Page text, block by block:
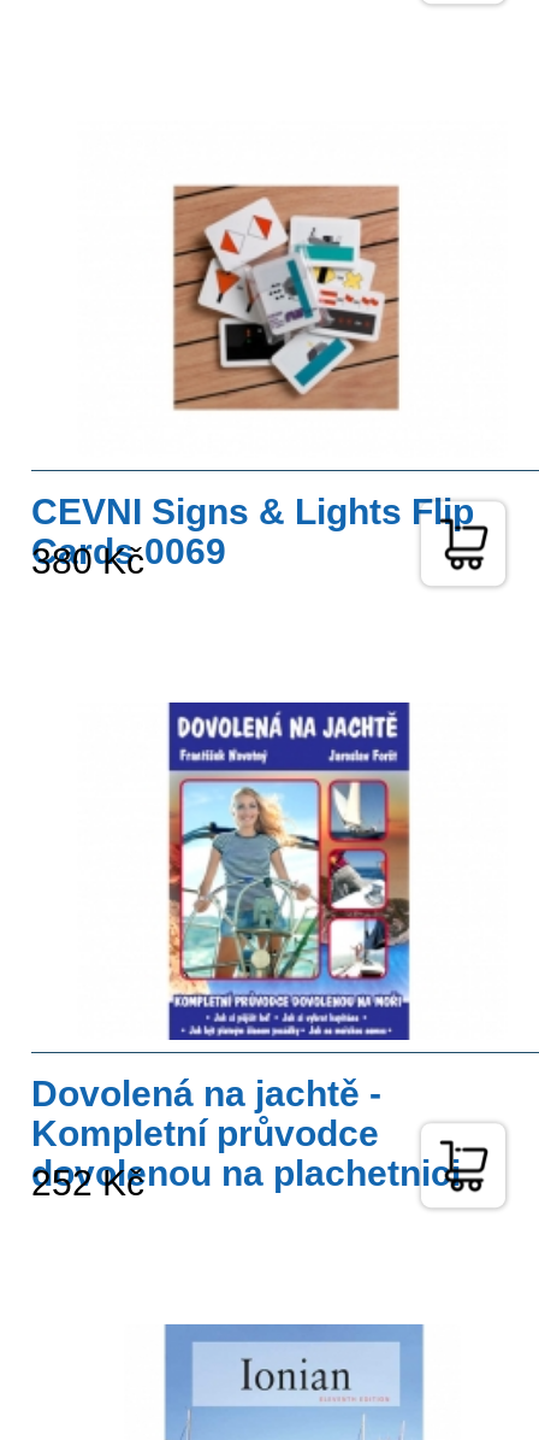
CEVNI Signs & Lights Flip
Cards 0069
380 Kč
Dovolená na jachtě -
Kompletní průvodce
dovolenou na plachetnici
252 Kč